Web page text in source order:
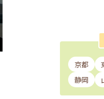
京都
静岡